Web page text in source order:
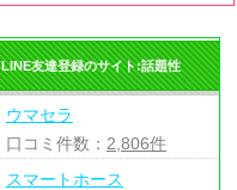
LINE友達登録のサイト:話題性
ウマセラ
口コミ件数： 2,806件
スマートホース